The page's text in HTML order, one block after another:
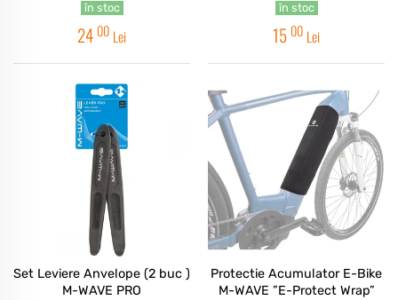
în stoc
24 00 Lei
în stoc
15 00 Lei
Set Leviere Anvelope (2 buc )
M-WAVE PRO
Protectie Acumulator E-Bike
M-WAVE ”E-Protect Wrap”